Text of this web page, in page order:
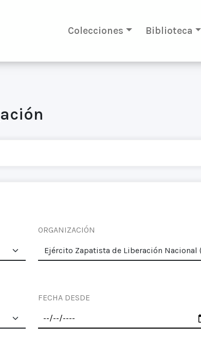
Colecciones Biblioteca
ORGANIZACIÓN
FECHA DESDE